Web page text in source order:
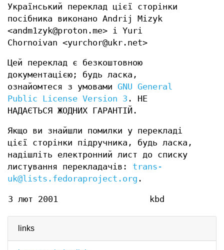
links
Український переклад цієї сторінки
посібника виконано Andrij Mizyk
<andm1zyk@proton.me> і Yuri
Chornoivan <yurchor@ukr.net>
Цей переклад є безкоштовною
документацією; будь ласка,
ознайомтеся з умовами GNU General
Public License Version 3 . НЕ
НАДАЄТЬСЯ ЖОДНИХ ГАРАНТІЙ.
Якщо ви знайшли помилки у перекладі
цієї сторінки підручника, будь ласка,
надішліть електронний лист до списку
листування перекладачів: trans-
uk@lists.fedoraproject.org .
3 лют 2001 kbd